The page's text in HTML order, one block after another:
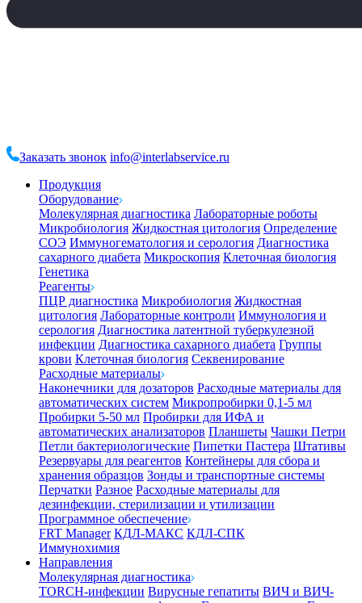
Заказать звонок info@interlabservice.ru
Продукция
Оборудование
Молекулярная диагностика Лабораторные роботы
Микробиология Жидкостная цитология Определение
СОЭ Иммуногематология и серология Диагностика
сахарного диабета Микроскопия Клеточная биология
Генетика
Реагенты
ПЦР диагностика Микробиология Жидкостная
цитология Лабораторные контроли Иммунология и
серология Диагностика латентной туберкулезной
инфекции Диагностика сахарного диабета Группы
крови Клеточная биология Секвенирование
Расходные материалы
Наконечники для дозаторов Расходные материалы для
автоматических систем Микропробирки 0,1-5 мл
Пробирки 5-50 мл Пробирки для ИФА и
автоматических анализаторов Планшеты Чашки Петри
Петли бактериологические Пипетки Пастера Штативы
Резервуары для реагентов Контейнеры для сбора и
хранения образцов Зонды и транспортные системы
Перчатки Разное Расходные материалы для
дезинфекции, стерилизации и утилизации
Программное обеспечение
FRT Manager КДЛ-МАКС КДЛ-СПК
Иммунохимия
Направления
Молекулярная диагностика
TORCH-инфекции Вирусные гепатиты ВИЧ и ВИЧ-